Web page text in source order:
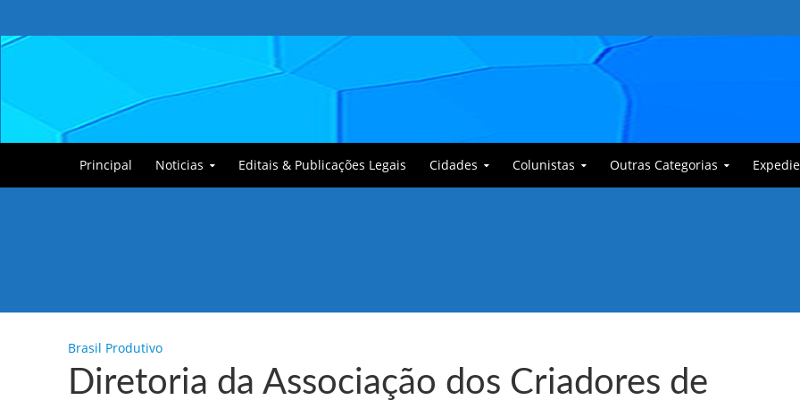
Principal Noticias Editais & Publicações Legais Cidades Colunistas Outras Categorias
Brasil Produtivo
Diretoria da Associação dos Criadores de